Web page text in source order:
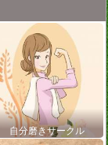
自分磨きサークル